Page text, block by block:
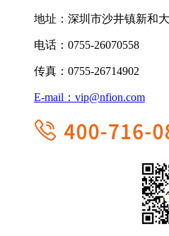
地址： 深圳市沙井镇新和
电话： 0755-26070558
传真： 0755-26714902
E-mail： vip@nfion.com